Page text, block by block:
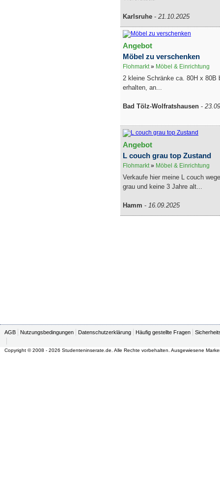
Karlsruhe - 21.10.2025
Angebot
Möbel zu verschenken
Flohmarkt» Möbel & Einrichtung
2 kleine Schränke ca. 80H x 80B
erhalten, an...
Bad Tölz-Wolfratshausen -
Angebot
L couch grau top Zustand
Flohmarkt» Möbel & Einrichtung
Verkaufe hier meine L couch
grau und keine 3 Jahre alt...
Hamm - 16.09.2025
AGB Nutzungsbedingungen Datenschutzerklärung Häufig gestellte Fragen
Copyright © 2008 - 2026 Studenteninserate.de. Alle Rechte vorbehalten. Ausgewiesene